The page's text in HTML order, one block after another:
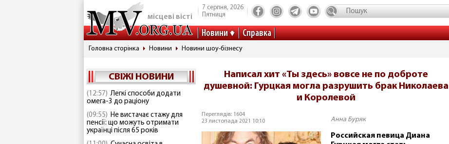
місцеві вісті
7 серпня, 2026
Пятниця
Новини Справка
Головна сторінка Новини Новини шоу-бізнесу
СВІЖІ НОВИНИ
(12:57) Легкі способи додати
омега-3 до раціону
(09:55) Не вистачає стажу для
пенсії: що можуть отримати
українці після 65 років
Написал хит «Ты здесь» вовсе не по доброте
душевной: Гурцкая могла разрушить брак Николаева
и Королевой
Переглядів: 1604
23 листопада 2021 10:10
Анна Буряк
Российская певица Диана